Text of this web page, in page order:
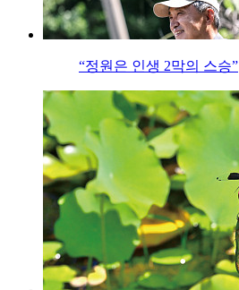
“정원은 인생 2막의 스승”